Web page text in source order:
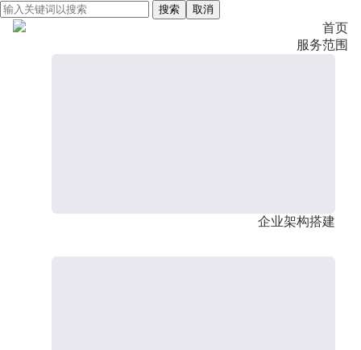
搜索 取消
首页
服务范围
企业架构搭建